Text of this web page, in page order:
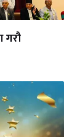
गरौ